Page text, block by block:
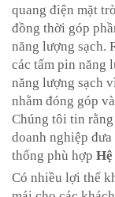
quang điện mặt
đồng thời góp
năng lượng sạch.
các tấm pin năng
năng lượng sạch
nhằm đóng góp
Chúng tôi tin
doanh nghiệp
thống phù hợp
Có nhiều lợi thế